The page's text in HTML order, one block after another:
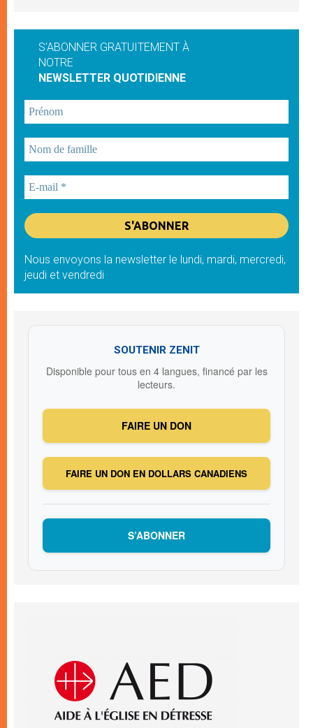
S'ABONNER GRATUITEMENT À
NOTRE
NEWSLETTER QUOTIDIENNE
Nous envoyons la newsletter le lundi, mardi, mercredi,
jeudi et vendredi
SOUTENIR ZENIT
Disponible pour tous en 4 langues, financé par les
lecteurs.
FAIRE UN DON
FAIRE UN DON EN DOLLARS CANADIENS
S’ABONNER